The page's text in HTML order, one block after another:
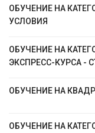
ОБУЧЕНИЕ НА
УСЛОВИЯ
ОБУЧЕНИЕ НА
ЭКСПРЕСС-КУРСА -
ОБУЧЕНИЕ НА
ОБУЧЕНИЕ НА